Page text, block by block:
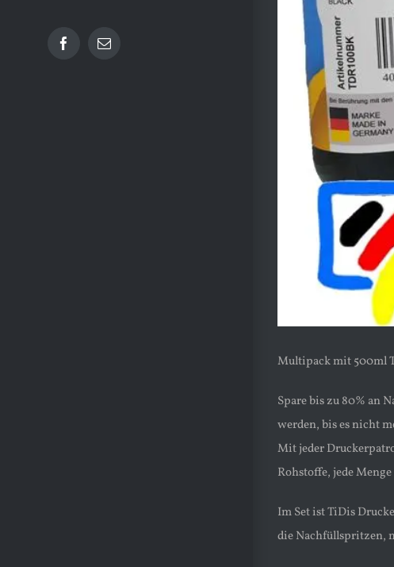
Facebook
E-
Multipack mit 500ml
Spare bis zu 80% an
werden, bis es nicht
Mit jeder
Rohstoffe, jede
Im Set ist TiDis
die Nachfüllspritzen,